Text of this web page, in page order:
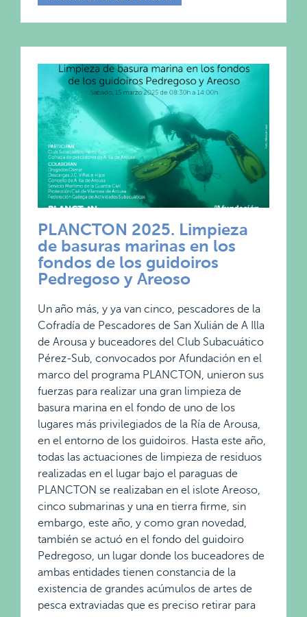
PLANCTON 2025. Limpieza
de basuras marinas en los
fondos de los guidoiros
Pedregoso y Areoso
Un año más, y ya van cinco, pescadores de la
Cofradía de Pescadores de San Xulián de A Illa
de Arousa y buceadores del Club Subacuático
Pérez-Sub, convocados por Afundación en el
marco del programa PLANCTON, unieron sus
fuerzas para realizar una gran limpieza de
basura marina en el fondo de uno de los
lugares más privilegiados de la Ría de Arousa,
en el entorno de los guidoiros. Hasta este año,
todas las actuaciones de limpieza de residuos
realizadas en el lugar bajo el paraguas de
PLANCTON se realizaban en el islote Areoso,
cinco submarinas y una en tierra firme, sin
embargo, este año, y como gran novedad,
también se actuó en el fondo del guidoiro
Pedregoso, un lugar donde los buceadores de
ambas entidades tienen constancia de la
existencia de grandes acúmulos de artes de
pesca extraviadas que es preciso retirar para